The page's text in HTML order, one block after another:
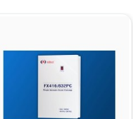
FX 416PC
4.050.000 đ